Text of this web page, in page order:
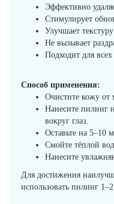
Эффективно
Стимулирует
Улучшает
Не вызывает
Подходит для
Способ применения:
Очистите кожу от
Нанесите пилинг
вокруг глаз.
Оставьте на 5–10
Смойте тёплой
Нанесите
Для достижения
использовать пилинг